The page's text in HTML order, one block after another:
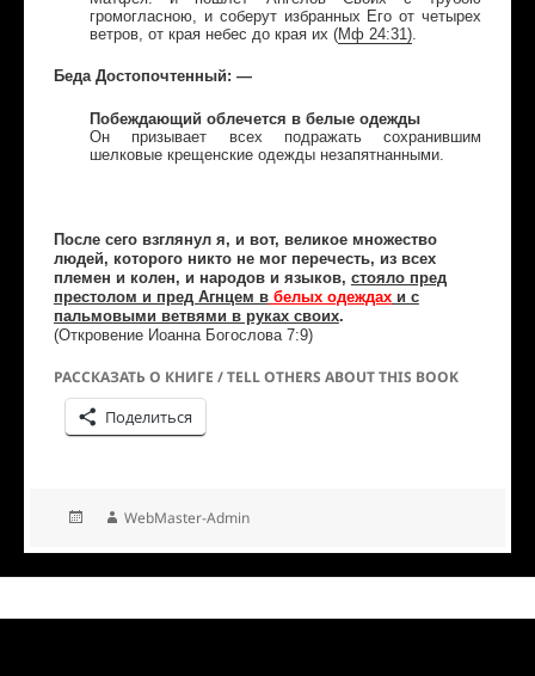
громогласною, и соберут избранных Его от четырех
ветров, от края небес до края их (Мф24:31).
Беда Достопочтенный: —
Побеждающий облечется в белые одежды
Он призывает всех подражать сохранившим
шелковые крещенские одежды незапятнанными.
После сего взглянул я, и вот, великое множество
людей, которого никто не мог перечесть, из всех
племен и колен, и народов и языков, стояло пред
престолом и пред Агнцем вбелых одеждахи с
пальмовыми ветвями в руках своих.
(Откровение Иоанна Богослова 7:9)
РАССКАЗАТЬ О КНИГЕ / TELL OTHERS ABOUT THIS BOOK
Поделиться
WebMaster-Admin